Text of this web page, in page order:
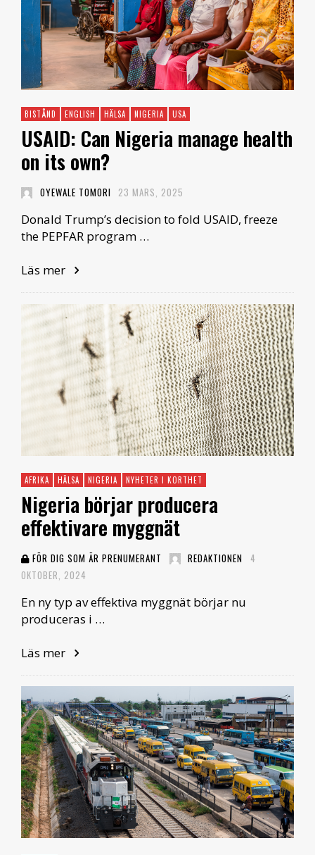
BISTÅND ENGLISH HÄLSA NIGERIA USA
USAID: Can Nigeria manage health
on its own?
OYEWALE TOMORI 23 MARS, 2025
Donald Trump’s decision to fold USAID, freeze
the PEPFAR program …
Läs mer
AFRIKA HÄLSA NIGERIA NYHETER I KORTHET
Nigeria börjar producera
effektivare myggnät
FÖR DIG SOM ÄR PRENUMERANT REDAKTIONEN
4
OKTOBER, 2024
En ny typ av effektiva myggnät börjar nu
produceras i …
Läs mer